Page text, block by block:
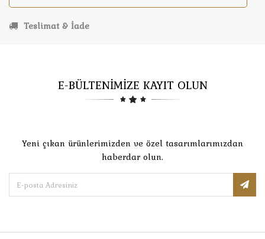
Teslimat & İade
E-BÜLTENİMİZE KAYIT OLUN
Yeni çıkan ürünlerimizden ve özel tasarımlarımızdan
haberdar olun.